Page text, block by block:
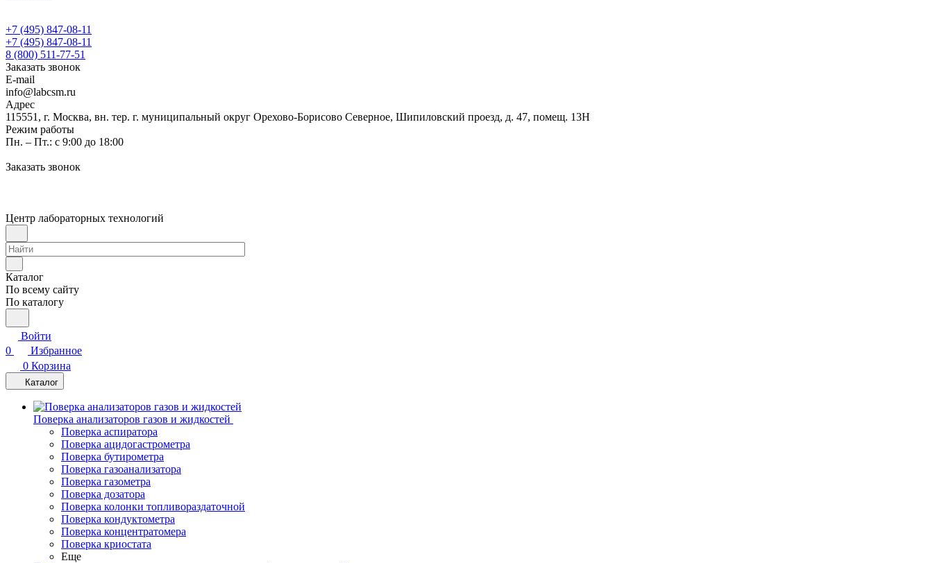
+7 (495) 847-08-11
+7 (495) 847-08-11
8 (800) 511-77-51
Заказать звонок
E-mail
info@labcsm.ru
Адрес
115551, г. Москва, вн. тер. г. муниципальный округ Орехово-Борисово Северное, Шипиловский проезд, д. 47, помещ. 13Н
Режим работы
Пн. – Пт.: с 9:00 до 18:00
Заказать звонок
Центр лабораторных технологий
Каталог
По всему сайту
По каталогу
Войти
0
Избранное
0 Корзина
Каталог
Поверка анализаторов газов и жидкостей
Поверка аспиратора
Поверка ацидогастрометра
Поверка бутирометра
Поверка газоанализатора
Поверка газометра
Поверка дозатора
Поверка колонки топливораздаточной
Поверка кондуктометра
Поверка концентратомера
Поверка криостата
Еще